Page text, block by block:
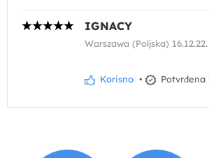
IGNACY
Warszawa (Poljska) 16.12.22.
Korisno • Potvrđena